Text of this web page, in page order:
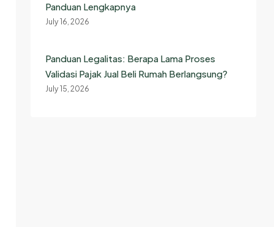
Panduan Lengkapnya
July 16, 2026
Panduan Legalitas: Berapa Lama Proses
Validasi Pajak Jual Beli Rumah Berlangsung?
July 15, 2026